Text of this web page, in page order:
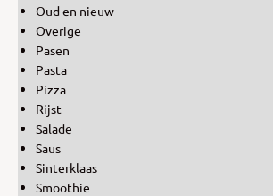
Oud en nieuw
Overige
Pasen
Pasta
Pizza
Rijst
Salade
Saus
Sinterklaas
Smoothie